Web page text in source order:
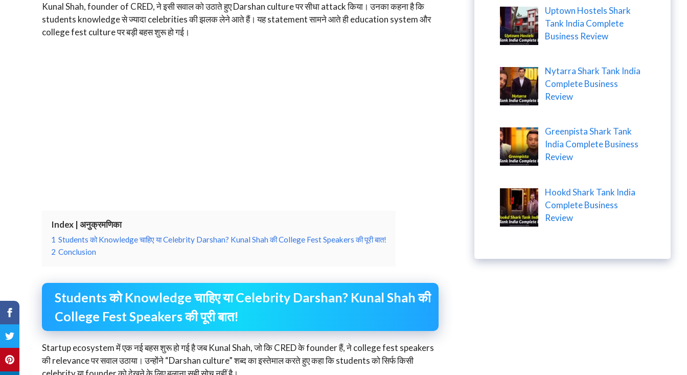
Kunal Shah, founder of CRED, ने इसी सवाल को उठाते हुए Darshan culture पर सीधा attack किया। उनका कहना है कि
students knowledge से ज्यादा celebrities की झलक लेने आते हैं। यह statement सामने आते ही education system और
college fest culture पर बड़ी बहस शुरू हो गई।
Index | अनुक्रमणिका
1 Students को Knowledge चाहिए या Celebrity Darshan? Kunal Shah की College Fest Speakers की पूरी बात!
2 Conclusion
Students को Knowledge चाहिए या Celebrity Darshan? Kunal Shah की
College Fest Speakers की पूरी बात!
Startup ecosystem में एक नई बहस शुरू हो गई है जब Kunal Shah, जो कि CRED के founder हैं, ने college fest speakers
की relevance पर सवाल उठाया। उन्होंने “Darshan culture” शब्द का इस्तेमाल करते हुए कहा कि students को सिर्फ किसी
Uptown Hostels Shark
Tank India Complete
Business Review
Nytarra Shark Tank India
Complete Business
Review
Greenpista Shark Tank
India Complete Business
Review
Hookd Shark Tank India
Complete Business
Review